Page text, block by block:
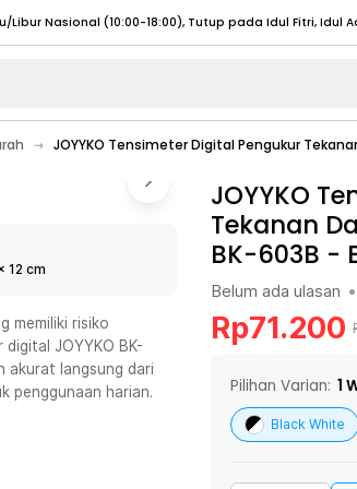
- Minggu (08:00 - 20:00), Tutup pada Idul Fitri
Libur Nasional (08:00 - 17:00) Selengkapnya
Libur Nasional (08:00 - 17:00) Selengkapnya
Libur Nasional (12:00-20:00), Tutup pada Idul Fitri
Libur Nasional (12:00-20:00), Tutup pada Idul Fitri
- Minggu (08:00 - 20:00), Tutup pada Idul Fitri
Libur Nasional (08:00 - 17:00) Selengkapnya
JOYYKO Tensimeter Digital Pengukur
12 cm
memiliki risiko
JOYYKO BK-
akurat langsung dari
penggunaan harian.
JOYYKO
Tekanan
BK-603B -
Belum ada ulasan •
Rp71.200
Pilihan Varian: 1
Black White